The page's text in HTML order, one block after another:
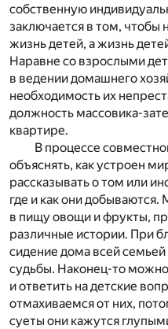
собственную
заключается в том, чтобы
жизнь детей, а жизнь
Наравне со взрослыми
в ведении домашнего
необходимость их
должность массовика-
квартире.
В процессе
объяснять, как устроен
рассказывать о том или
где и как они
в пищу овощи и фрукты,
различные истории. При
сидение дома всей
судьбы. Наконец-то
и ответить на детские
отмахиваемся от них,
суеты они кажутся